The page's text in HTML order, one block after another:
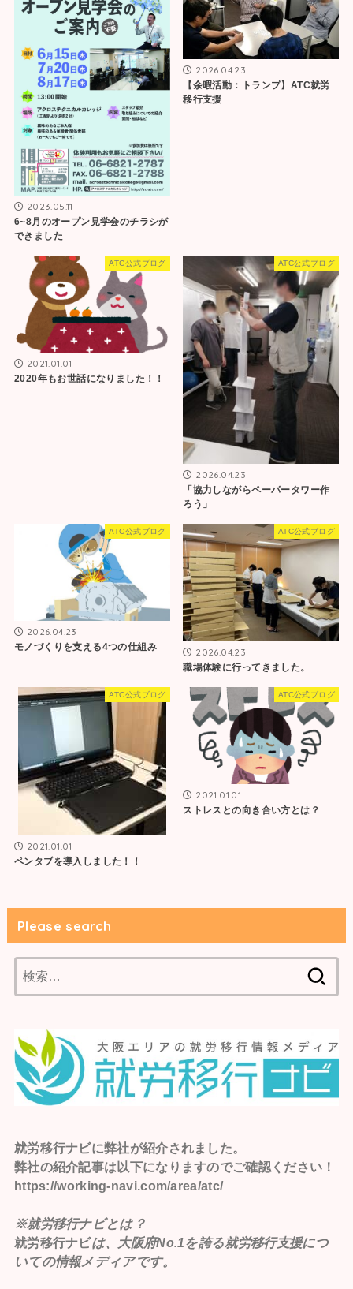
2023.05.11
6~8月のオープン見学会のチラシが
できました
2026.04.23
【余暇活動：トランプ】ATC就労
移行支援
ATC公式ブログ
2021.01.01
2020年もお世話になりました！！
ATC公式ブログ
2026.04.23
「協力しながらペーパータワー作
ろう」
ATC公式ブログ
2026.04.23
モノづくりを支える4つの仕組み
ATC公式ブログ
2026.04.23
職場体験に行ってきました。
ATC公式ブログ
2021.01.01
ペンタブを導入しました！！
ATC公式ブログ
2021.01.01
ストレスとの向き合い方とは？
Please search
索:
就労移行ナビに弊社が紹介されました。
弊社の紹介記事は以下になりますのでご確認ください！
https://working-navi.com/area/atc/
※就労移行ナビとは？
就労移行ナビは、大阪府No.1を誇る就労移行支援につ
いての情報メディアです。